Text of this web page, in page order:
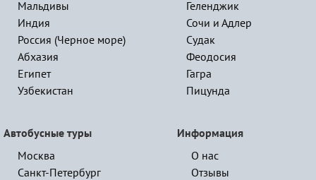
Мальдивы
Индия
Россия (Черное море)
Абхазия
Египет
Узбекистан
Геленджик
Сочи и Адлер
Судак
Феодосия
Гагра
Пицунда
Автобусные туры
Москва
Санкт-Петербург
Информация
О нас
Отзывы